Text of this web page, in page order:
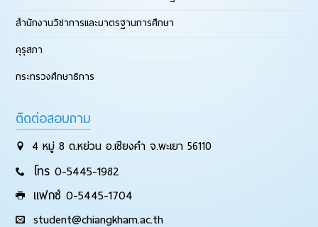
สำนักงานวิชาการและมาตรฐานการศึกษา
คุรุสภา
กระทรวงศึกษาธิการ
ติดต่อสอบถาม
4 หมู่ 8 ต.หย่วน อ.เชียงคำ จ.พะเยา 56110
โทร 0-5445-1982
แฟกซ์ 0-5445-1704
student@chiangkham.ac.th